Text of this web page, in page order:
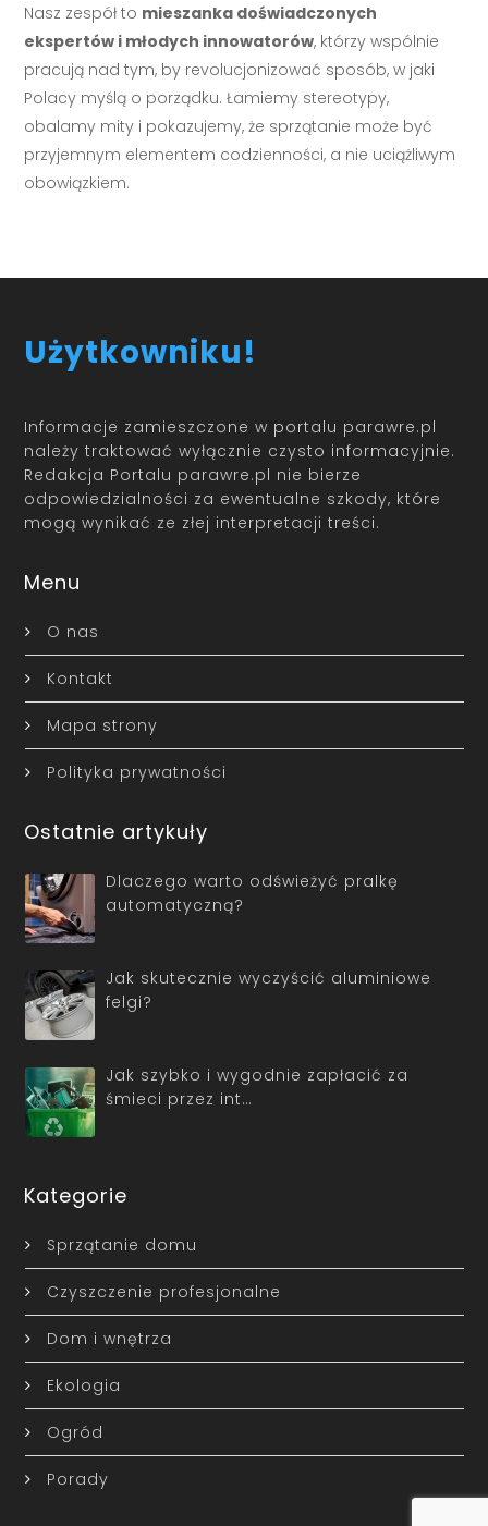
Nasz zespół to mieszanka doświadczonych
ekspertów i młodych innowatorów, którzy wspólnie
pracują nad tym, by revolucjonizować sposób, w jaki
Polacy myślą o porządku. Łamiemy stereotypy,
obalamy mity i pokazujemy, że sprzątanie może być
przyjemnym elementem codzienności, a nie uciążliwym
obowiązkiem.
Użytkowniku!
Informacje zamieszczone w portalu parawre.pl
należy traktować wyłącznie czysto informacyjnie.
Redakcja Portalu parawre.pl nie bierze
odpowiedzialności za ewentualne szkody, które
mogą wynikać ze złej interpretacji treści.
Menu
O nas
Kontakt
Mapa strony
Polityka prywatności
Ostatnie artykuły
Dlaczego warto odświeżyć pralkę
automatyczną?
Jak skutecznie wyczyścić aluminiowe
felgi?
Jak szybko i wygodnie zapłacić za
śmieci przez int…
Kategorie
Sprzątanie domu
Czyszczenie profesjonalne
Dom i wnętrza
Ekologia
Ogród
Porady